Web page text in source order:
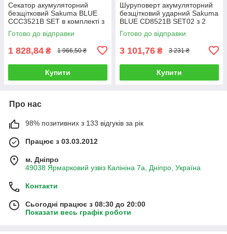
Секатор акумуляторний
безщітковий Sakuma BLUE
CCC3521B SET в комплекті з
АКБ 21 В/2 Ач
Готово до відправки
1 828,84 ₴ 1 966,50 ₴
Купити
Шуруповерт акумуляторний
безщітковий ударний Sakuma
BLUE CD8521B SET02 з 2
АКБ та зарядним пристроєм
Готово до відправки
3 101,76 ₴ 3 231 ₴
Купити
Про нас
98% позитивних з 133 відгуків за рік
Працює з 03.03.2012
м. Дніпро
49038 Ярмарковий узвіз Калініна 7а, Дніпро, Україна
Контакти
Сьогодні працює з 08:30 до 20:00
Показати весь графік роботи